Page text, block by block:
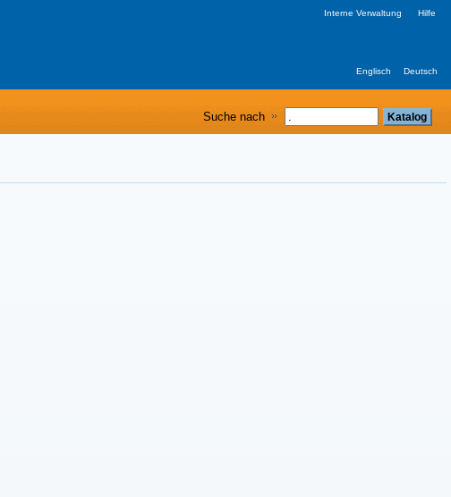
Interne Verwaltung Hilfe
Englisch Deutsch
Suche nach